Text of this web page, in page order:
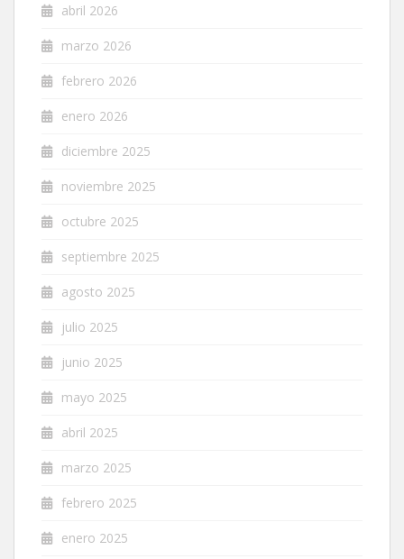
abril 2026
marzo 2026
febrero 2026
enero 2026
diciembre 2025
noviembre 2025
octubre 2025
septiembre 2025
agosto 2025
julio 2025
junio 2025
mayo 2025
abril 2025
marzo 2025
febrero 2025
enero 2025